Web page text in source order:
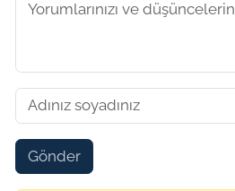
Gönder